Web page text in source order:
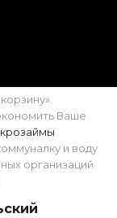
Ваше
и воду
организаций